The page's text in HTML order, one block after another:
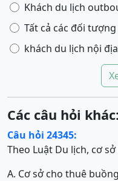
Khách du lịch
Tất cả các đối
khách du lịch nội
Các câu hỏi khác:
Câu hỏi 24345:
Theo Luật Du lịch, cơ
A. Cơ sở cho thuê